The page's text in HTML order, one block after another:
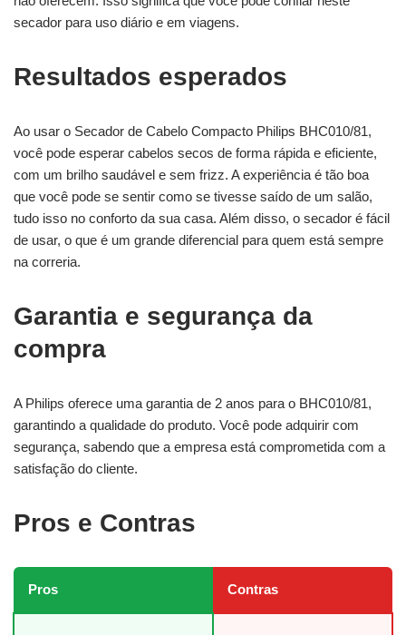
secador para uso diário e em viagens.
Resultados esperados
Ao usar o Secador de Cabelo Compacto Philips BHC010/81,
você pode esperar cabelos secos de forma rápida e eficiente,
com um brilho saudável e sem frizz. A experiência é tão boa
que você pode se sentir como se tivesse saído de um salão,
tudo isso no conforto da sua casa. Além disso, o secador é fácil
de usar, o que é um grande diferencial para quem está sempre
na correria.
Garantia e segurança da
compra
A Philips oferece uma garantia de 2 anos para o BHC010/81,
garantindo a qualidade do produto. Você pode adquirir com
segurança, sabendo que a empresa está comprometida com a
satisfação do cliente.
Pros e Contras
Pros Contras